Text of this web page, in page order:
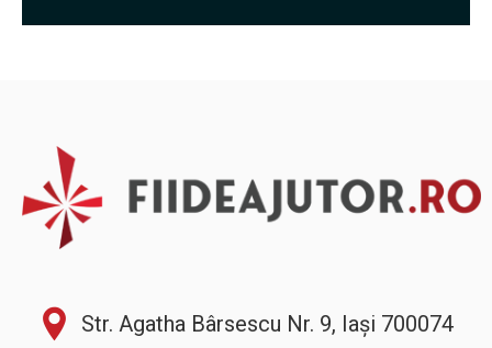
Str. Agatha Bârsescu Nr. 9, Iași 700074